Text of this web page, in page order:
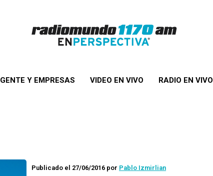
GENTE Y EMPRESAS VIDEO EN VIVO RADIO EN VIVO
Publicado el 27/06/2016 por Pablo Izmirlian